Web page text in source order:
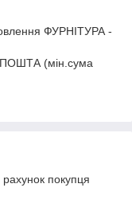
ФУРНІТУРА -
ПОШТА (мін.сума
покупця